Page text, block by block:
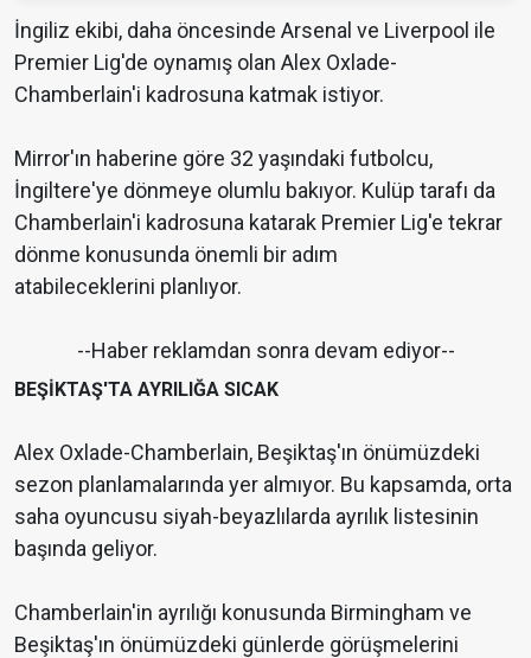
İngiliz ekibi, daha öncesinde Arsenal ve Liverpool ile
Premier Lig'de oynamış olan Alex Oxlade-
Chamberlain'i kadrosuna katmak istiyor.
Mirror'ın haberine göre 32 yaşındaki futbolcu,
İngiltere'ye dönmeye olumlu bakıyor. Kulüp tarafı da
Chamberlain'i kadrosuna katarak Premier Lig'e tekrar
dönme konusunda önemli bir adım
atabileceklerini planlıyor.
--Haber reklamdan sonra devam ediyor--
BEŞİKTAŞ'TA AYRILIĞA SICAK
Alex Oxlade-Chamberlain, Beşiktaş'ın önümüzdeki
sezon planlamalarında yer almıyor. Bu kapsamda, orta
saha oyuncusu siyah-beyazlılarda ayrılık listesinin
başında geliyor.
Chamberlain'in ayrılığı konusunda Birmingham ve
Beşiktaş'ın önümüzdeki günlerde görüşmelerini